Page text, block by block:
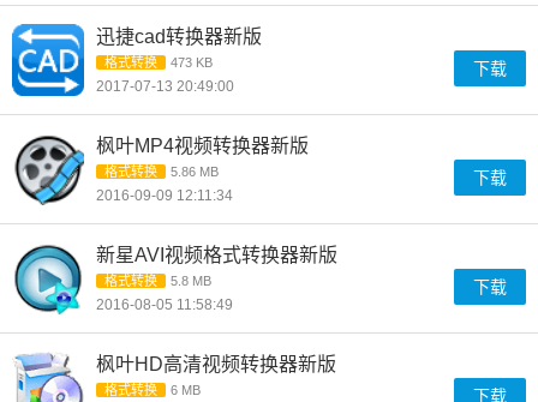
迅捷cad转换器新版
格式转换 473 KB
2017-07-13 20:49:00
下载
枫叶MP4视频转换器新版
格式转换 5.86 MB
2016-09-09 12:11:34
下载
新星AVI视频格式转换器新版
格式转换 5.8 MB
2016-08-05 11:58:49
下载
枫叶HD高清视频转换器新版
格式转换 6 MB 下载